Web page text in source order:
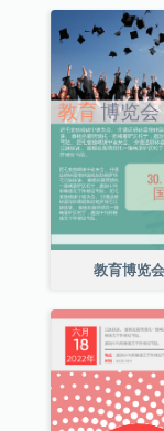
教育博览会